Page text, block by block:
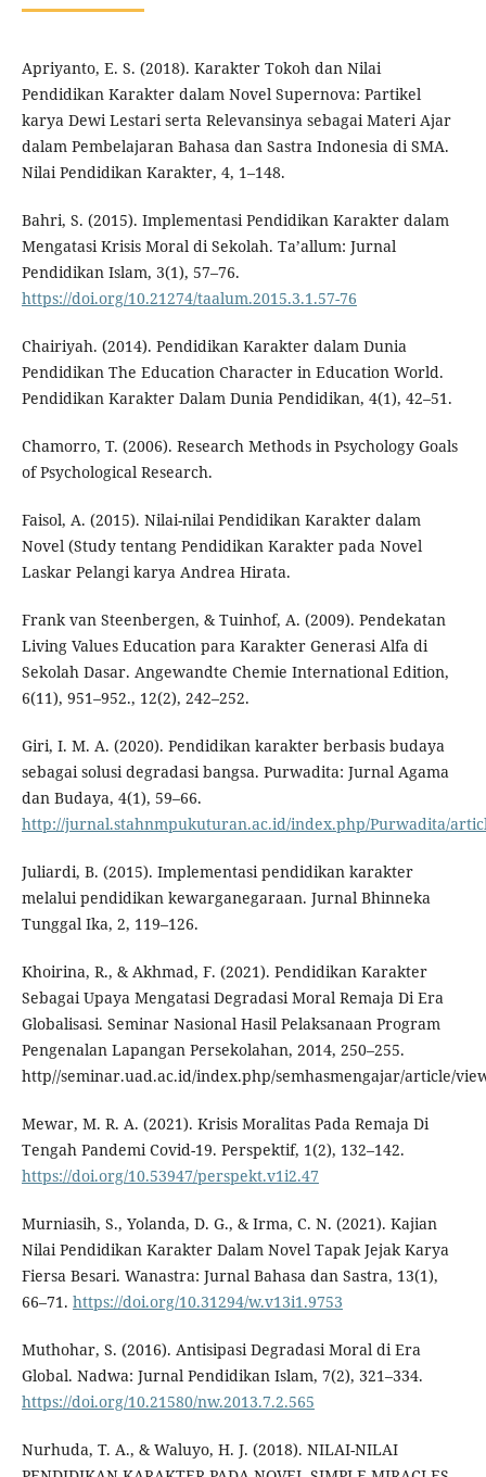
Apriyanto, E. S. (2018). Karakter Tokoh dan Nilai
Pendidikan Karakter dalam Novel Supernova: Partikel
karya Dewi Lestari serta Relevansinya sebagai Materi Ajar
dalam Pembelajaran Bahasa dan Sastra Indonesia di SMA.
Nilai Pendidikan Karakter, 4, 1–148.
Bahri, S. (2015). Implementasi Pendidikan Karakter dalam
Mengatasi Krisis Moral di Sekolah. Ta’allum: Jurnal
Pendidikan Islam, 3(1), 57–76.
https://doi.org/10.21274/taalum.2015.3.1.57-76
Chairiyah. (2014). Pendidikan Karakter dalam Dunia
Pendidikan The Education Character in Education World.
Pendidikan Karakter Dalam Dunia Pendidikan, 4(1), 42–51.
Chamorro, T. (2006). Research Methods in Psychology Goals
of Psychological Research.
Faisol, A. (2015). Nilai-nilai Pendidikan Karakter dalam
Novel (Study tentang Pendidikan Karakter pada Novel
Laskar Pelangi karya Andrea Hirata.
Frank van Steenbergen, & Tuinhof, A. (2009). Pendekatan
Living Values Education para Karakter Generasi Alfa di
Sekolah Dasar. Angewandte Chemie International Edition,
6(11), 951–952., 12(2), 242–252.
Giri, I. M. A. (2020). Pendidikan karakter berbasis budaya
sebagai solusi degradasi bangsa. Purwadita: Jurnal Agama
dan Budaya, 4(1), 59–66.
http://jurnal.stahnmpukuturan.ac.id/index.php/Purwadita/
Juliardi, B. (2015). Implementasi pendidikan karakter
melalui pendidikan kewarganegaraan. Jurnal Bhinneka
Tunggal Ika, 2, 119–126.
Khoirina, R., & Akhmad, F. (2021). Pendidikan Karakter
Sebagai Upaya Mengatasi Degradasi Moral Remaja Di Era
Globalisasi. Seminar Nasional Hasil Pelaksanaan Program
Pengenalan Lapangan Persekolahan, 2014, 250–255.
http//seminar.uad.ac.id/index.php/semhasmengajar/article/
Mewar, M. R. A. (2021). Krisis Moralitas Pada Remaja Di
Tengah Pandemi Covid-19. Perspektif, 1(2), 132–142.
https://doi.org/10.53947/perspekt.v1i2.47
Murniasih, S., Yolanda, D. G., & Irma, C. N. (2021). Kajian
Nilai Pendidikan Karakter Dalam Novel Tapak Jejak Karya
Fiersa Besari. Wanastra: Jurnal Bahasa dan Sastra, 13(1),
66–71. https://doi.org/10.31294/w.v13i1.9753
Muthohar, S. (2016). Antisipasi Degradasi Moral di Era
Global. Nadwa: Jurnal Pendidikan Islam, 7(2), 321–334.
https://doi.org/10.21580/nw.2013.7.2.565
Nurhuda, T. A., & Waluyo, H. J. (2018). NILAI-NILAI